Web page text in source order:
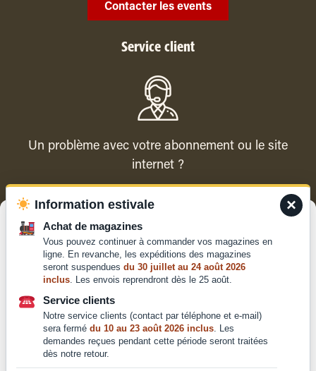
Pour offrir les meilleures expériences, nous utilisons des technologies
telles que les cookies pour stocker et/ou accéder aux informations des
appareils. Le fait de consentir à ces technologies nous permettra de
traiter des données telles que le comportement de navigation ou les ID
uniques sur ce site. Le fait de ne pas consentir ou de retirer son
consentement peut avoir un effet négatif sur certaines caractéristiques
et fonctions.
Contacter les events
Service client
Un problème avec votre abonnement ou le site
internet ?
Contacter le service client
Mentions légales
Conditions générales de
vente et d'utilisation
×
Information estivale
Achat de magazines
Vous pouvez continuer à commander vos magazines en
ligne. En revanche, les expéditions des magazines
seront suspendues du 30 juillet au 24 août 2026
inclus. Les envois reprendront dès le 25 août.
Service clients
Notre service clients (contact par téléphone et e-mail)
sera fermé du 10 au 23 août 2026 inclus. Les
demandes reçues pendant cette période seront traitées
dès notre retour.